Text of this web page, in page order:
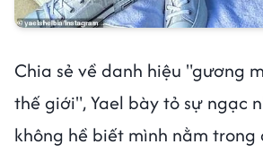
Chia sẻ về danh hiệu "gương
thế giới", Yael bày tỏ sự ngạc
không hề biết mình nằm trong